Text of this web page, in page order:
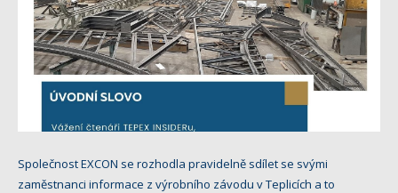
Společnost EXCON se rozhodla pravidelně sdílet se svými
zaměstnanci informace z výrobního závodu v Teplicích a to